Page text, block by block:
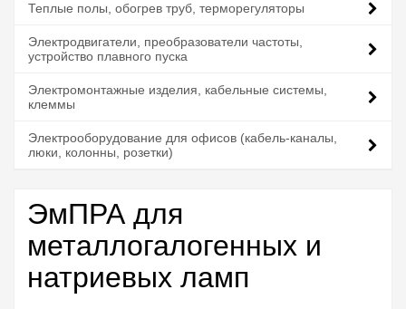
Теплые полы, обогрев труб, терморегуляторы
Электродвигатели, преобразователи частоты,
устройство плавного пуска
Электромонтажные изделия, кабельные системы,
клеммы
Электрооборудование для офисов (кабель-каналы,
люки, колонны, розетки)
ЭмПРА для
металлогалогенных и
натриевых ламп